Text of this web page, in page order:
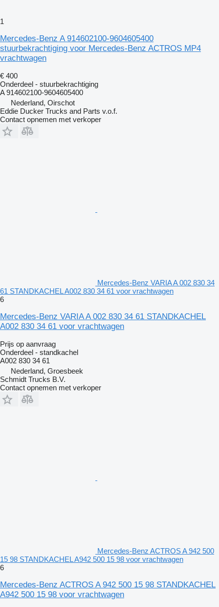
1
Mercedes-Benz A 914602100-9604605400
stuurbekrachtiging voor Mercedes-Benz ACTROS MP4
vrachtwagen
€ 400
Onderdeel - stuurbekrachtiging
A 914602100-9604605400
Nederland, Oirschot
Eddie Ducker Trucks and Parts v.o.f.
Contact opnemen met verkoper
Mercedes-Benz VARIA A 002 830 34
61 STANDKACHEL A002 830 34 61 voor vrachtwagen
6
Mercedes-Benz VARIA A 002 830 34 61 STANDKACHEL
A002 830 34 61 voor vrachtwagen
Prijs op aanvraag
Onderdeel - standkachel
A002 830 34 61
Nederland, Groesbeek
Schmidt Trucks B.V.
Contact opnemen met verkoper
Mercedes-Benz ACTROS A 942 500
15 98 STANDKACHEL A942 500 15 98 voor vrachtwagen
6
Mercedes-Benz ACTROS A 942 500 15 98 STANDKACHEL
A942 500 15 98 voor vrachtwagen